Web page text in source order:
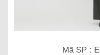
Mã SP :